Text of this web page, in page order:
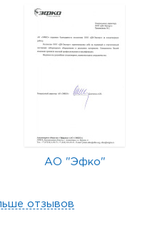
АО "Эфко"
отзывов